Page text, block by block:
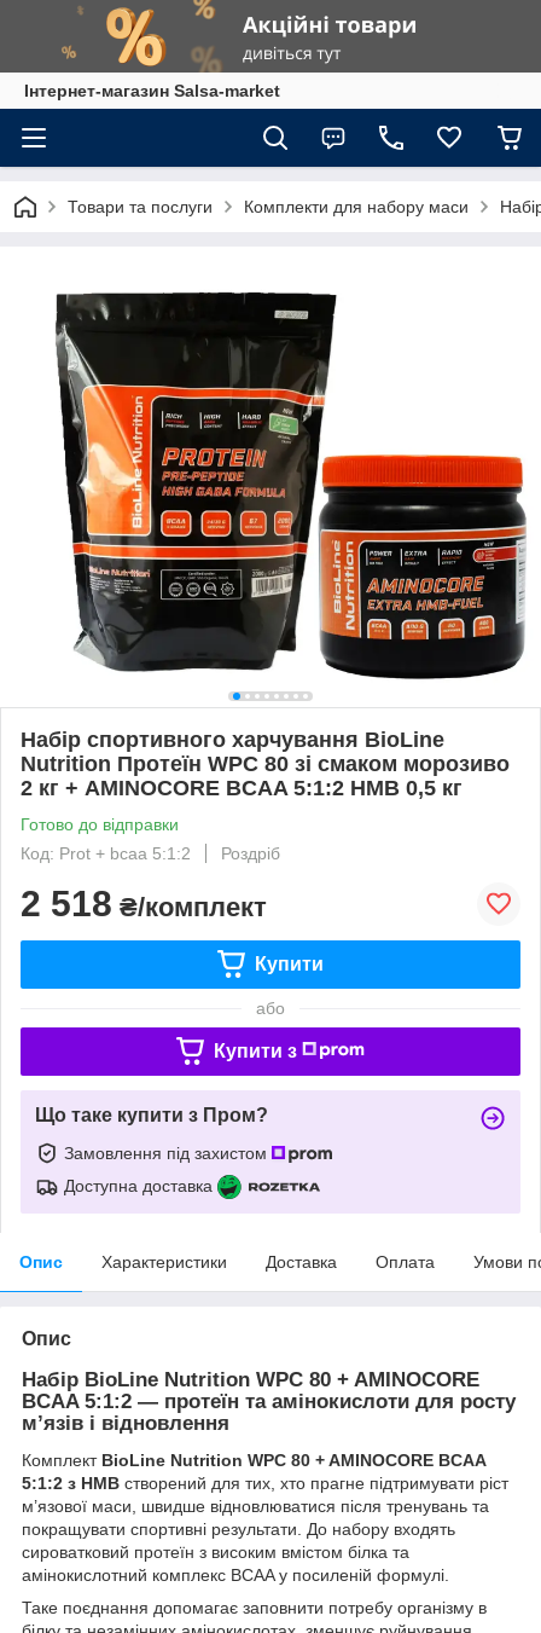
Інтернет-магазин Salsa-market
Товари та послуги Комплекти для набору маси
Набір спортивного харчування BioLine
Nutrition Протеїн WPC 80 зі смаком морозиво
2 кг + AMINOCORE BCAA 5:1:2 HMB 0,5 кг
Готово до відправки
Код: Prot + bcaa 5:1:2
Роздріб
2 518 ₴/комплект
Купити
або
Купити з
Що таке купити з Пром?
Замовлення під захистом
Доступна доставка
Опис Характеристики Доставка Оплата Умови
Опис
Набір BioLine Nutrition WPC 80 + AMINOCORE
BCAA 5:1:2 — протеїн та амінокислоти для росту
м’язів і відновлення
Комплект BioLine Nutrition WPC 80 + AMINOCORE BCAA
5:1:2 з HMB створений для тих, хто прагне підтримувати ріст
м’язової маси, швидше відновлюватися після тренувань та
покращувати спортивні результати. До набору входять
сироватковий протеїн з високим вмістом білка та
амінокислотний комплекс BCAA у посиленій формулі.
Таке поєднання допомагає заповнити потребу організму в